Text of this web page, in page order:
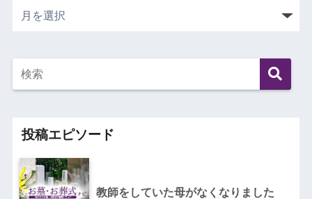
投稿エピソード
教師をしていた母がなくなりました